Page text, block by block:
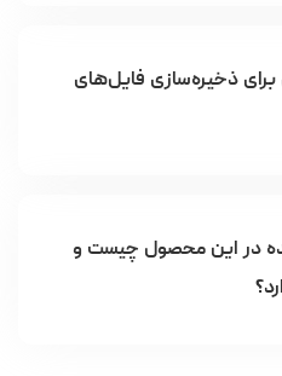
ذخیره‌سازی فایل‌های
در این محصول چیست و